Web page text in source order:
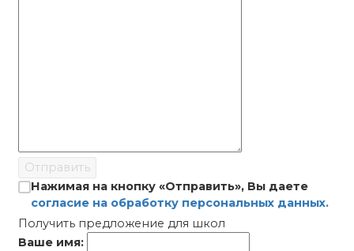
Отправить
Нажимая на кнопку «Отправить», Вы даете
согласие на обработку персональных данных.
Получить предложение для школ
Ваше имя: